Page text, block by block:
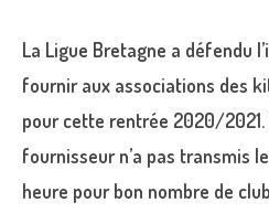
La Ligue Bretagne a défendu
fournir aux associations des
pour cette rentrée 2020/2021.
fournisseur n’a pas transmis
heure pour bon nombre de